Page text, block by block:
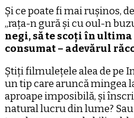
Și ce poate fi mai rușinos,
„rața-n gură și cu oul-n
negi, să te scoți în
consumat – adevărul
Știți filmulețele alea de pe
un tip care aruncă mingea
aproape imposibilă, și
natural lucru din lume?